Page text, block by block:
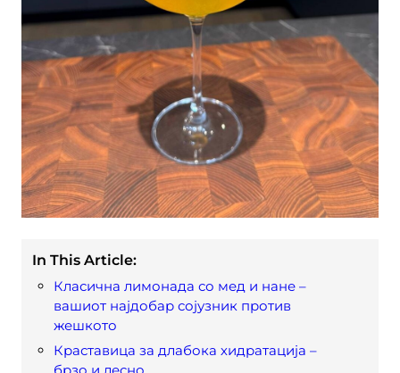
In This Article:
Класична лимонада со мед и нане –
вашиот најдобар сојузник против
жешкото
Краставица за длабока хидратација –
брзо и лесно